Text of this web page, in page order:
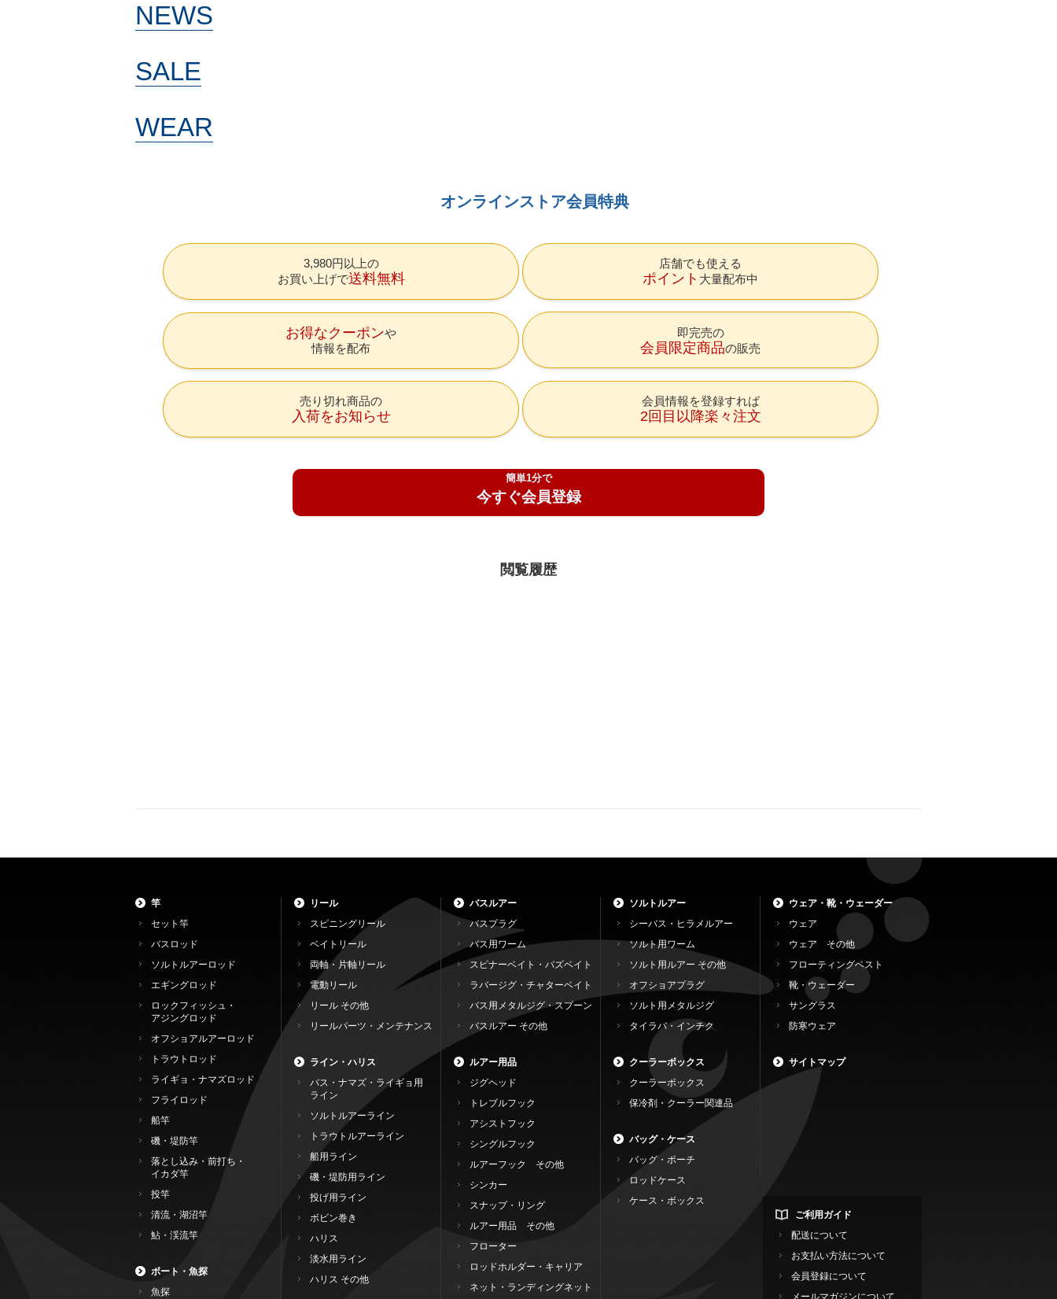
NEWS
SALE
WEAR
オンラインストア会員特典
3,980円以上の
お買い上げで送料無料
店舗でも使える
ポイント 大量配布中
お得なクーポン
情報を配布
即完売の
会員限定商品の販売
売り切れ商品の
入荷をお知らせ
会員情報を登録すれば
2回目以降楽々注文
簡単1分で
今すぐ会員登録
閲覧履歴
竿
セット竿
バスロッド
ソルトルアーロッド
エギングロッド
ロックフィッシュ・
アジングロッド
オフショアルアーロッド
トラウトロッド
ライギョ・ナマズロッド
フライロッド
船竿
磯・堤防竿
落とし込み・前打ち・
イカダ竿
投竿
清流・湖沼竿
鮎・渓流竿
ボート・魚探
魚探
リール
スピニングリール
ベイトリール
両軸・片軸リール
電動リール
リール その他
リールパーツ・メンテナンス
ライン・ハリス
バス・ナマズ・ライギョ用
ライン
ソルトルアーライン
トラウトルアーライン
船用ライン
磯・堤防用ライン
投げ用ライン
ボビン巻き
ハリス
淡水用ライン
ハリス その他
バスルアー
バスプラグ
バス用ワーム
スピナーベイト・バズベイト
ラバージグ・チャターベイト
バス用メタルジグ・スプーン
バスルアー その他
ルアー用品
ジグヘッド
トレブルフック
アシストフック
シングルフック
ルアーフック その他
シンカー
スナップ・リング
ルアー用品 その他
フローター
ロッドホルダー・キャリア
ネット・ランディングネット
ソルトルアー
シーバス・ヒラメルアー
ソルト用ワーム
ソルト用ルアー その他
オフショアプラグ
ソルト用メタルジグ
タイラバ・インチク
クーラーボックス
クーラーボックス
保冷剤・クーラー関連品
バッグ・ケース
バッグ・ポーチ
ロッドケース
ケース・ボックス
ウェア・靴・ウェーダー
ウェア
ウェア その他
フローティングベスト
靴・ウェーダー
サングラス
防寒ウェア
サイトマップ
ご利用ガイド
配送について
お支払い方法について
会員登録について
メールマガジンについて